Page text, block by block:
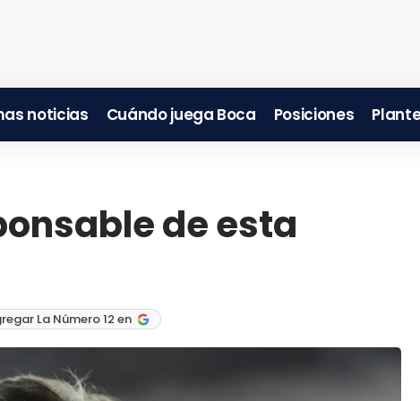
noticias Cuándo juega Boca Posiciones
de esta
La Número 12 en